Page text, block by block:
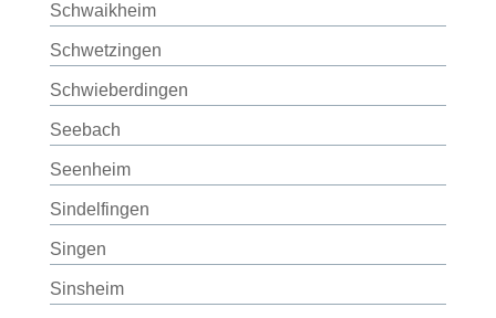
Schwaikheim
Schwetzingen
Schwieberdingen
Seebach
Seenheim
Sindelfingen
Singen
Sinsheim